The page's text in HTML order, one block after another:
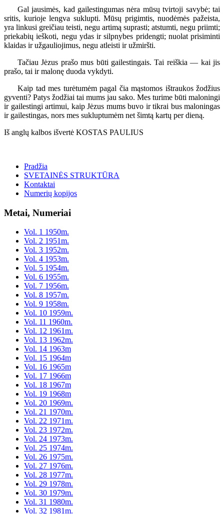
Gal jausimės, kad gailestingumas nėra mūsų tvirtoji savybė; tai
sritis, kurioje lengva suklupti. Mūsų prigimtis, nuodėmės pažeista,
yra linkusi greičiau teisti, negu artimą suprasti; atstumti, negu priimti;
priekabių ieškoti, negu ydas ir silpnybes pridengti; nuolat prisiminti
klaidas ir užgauliojimus, negu atleisti ir užmiršti.
Tačiau Jėzus prašo mus būti gailestingais. Tai reiškia — kai jis
prašo, tai ir malonę duoda vykdyti.
Kaip tad mes turėtumėm pagal čia mąstomos ištraukos žodžius
gyventi? Patys žodžiai tai mums jau sako. Mes turime būti maloningi
ir gailestingi artimui, kaip Jėzus mums buvo ir tikrai bus maloningas
ir gailestingas, nors mes sukluptumėm net šimtą kartų per dieną.
Iš anglų kalbos išvertė KOSTAS PAULIUS
Pradžia
SVETAINĖS STRUKTŪRA
Kontaktai
Numerių kopijos
Metai, Numeriai
Vol. 1 1950m.
Vol. 2 1951m.
Vol. 3 1952m.
Vol. 4 1953m.
Vol. 5 1954m.
Vol. 6 1955m.
Vol. 7 1956m.
Vol. 8 1957m.
Vol. 9 1958m.
Vol. 10 1959m.
Vol. 11 1960m.
Vol. 12 1961m.
Vol. 13 1962m.
Vol. 14 1963m
Vol. 15 1964m
Vol. 16 1965m
Vol. 17 1966m
Vol. 18 1967m
Vol. 19 1968m
Vol. 20 1969m.
Vol. 21 1970m.
Vol. 22 1971m.
Vol. 23 1972m.
Vol. 24 1973m.
Vol. 25 1974m.
Vol. 26 1975m.
Vol. 27 1976m.
Vol. 28 1977m.
Vol. 29 1978m.
Vol. 30 1979m.
Vol. 31 1980m.
Vol. 32 1981m.